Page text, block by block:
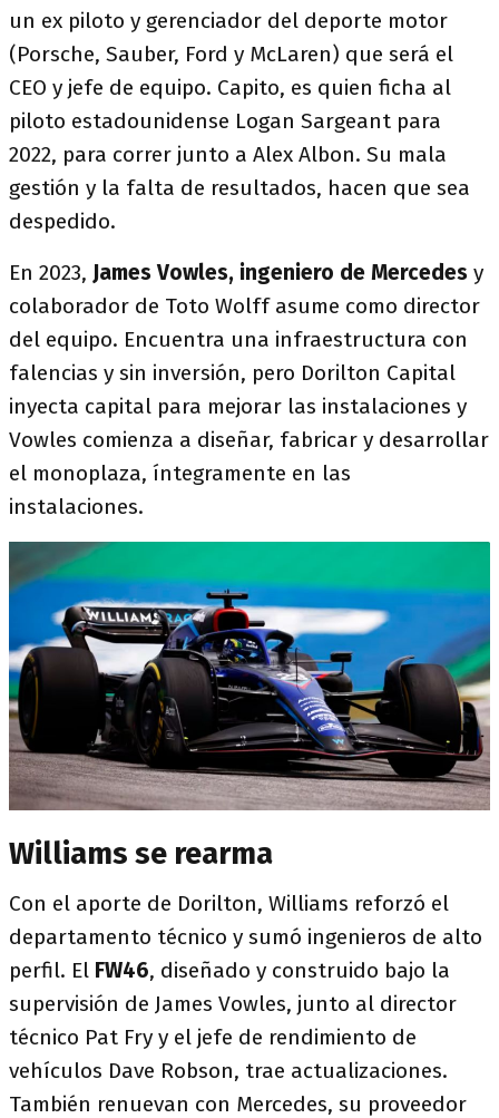
un ex piloto y gerenciador del deporte motor
(Porsche, Sauber, Ford y McLaren) que será el
CEO y jefe de equipo. Capito, es quien ficha al
piloto estadounidense Logan Sargeant para
2022, para correr junto a Alex Albon. Su mala
gestión y la falta de resultados, hacen que sea
despedido.
En 2023, James Vowles, ingeniero de Mercedes y
colaborador de Toto Wolff asume como director
del equipo. Encuentra una infraestructura con
falencias y sin inversión, pero Dorilton Capital
inyecta capital para mejorar las instalaciones y
Vowles comienza a diseñar, fabricar y desarrollar
el monoplaza, íntegramente en las
instalaciones.
Williams se rearma
Con el aporte de Dorilton, Williams reforzó el
departamento técnico y sumó ingenieros de alto
perfil. El FW46, diseñado y construido bajo la
supervisión de James Vowles, junto al director
técnico Pat Fry y el jefe de rendimiento de
vehículos Dave Robson, trae actualizaciones.
También renuevan con Mercedes, su proveedor